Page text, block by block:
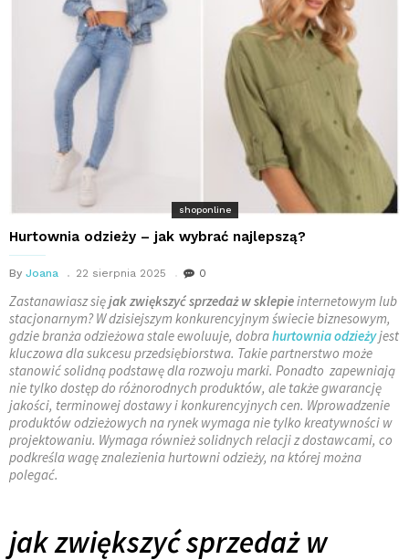
shoponline
Hurtownia odzieży – jak wybrać najlepszą?
By Joana 22 sierpnia 2025 0
Zastanawiasz sięjak zwiększyć sprzedaż w sklepieinternetowym lub
stacjonarnym? W dzisiejszym konkurencyjnym świecie biznesowym,
gdzie branża odzieżowa stale ewoluuje, dobrahurtownia odzieżyjest
kluczowa dla sukcesu przedsiębiorstwa. Takie partnerstwo może
stanowić solidną podstawę dla rozwoju marki. Ponadto zapewniają
nie tylko dostęp do różnorodnych produktów, ale także gwarancję
jakości, terminowej dostawy i konkurencyjnych cen. Wprowadzenie
produktów odzieżowych na rynek wymaga nie tylko kreatywności w
projektowaniu. Wymaga również solidnych relacji z dostawcami, co
podkreśla wagę znalezienia hurtowni odzieży, na której można
polegać.
jak zwiększyć sprzedaż w